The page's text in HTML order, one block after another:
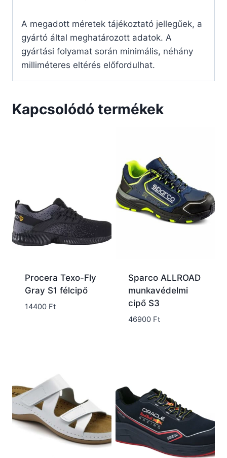
A megadott méretek tájékoztató jellegűek, a
gyártó által meghatározott adatok. A
gyártási folyamat során minimális, néhány
milliméteres eltérés előfordulhat.
Kapcsolódó termékek
Procera Texo-Fly
Gray S1 félcipő
14400 Ft
Sparco ALLROAD
munkavédelmi
cipő S3
46900 Ft